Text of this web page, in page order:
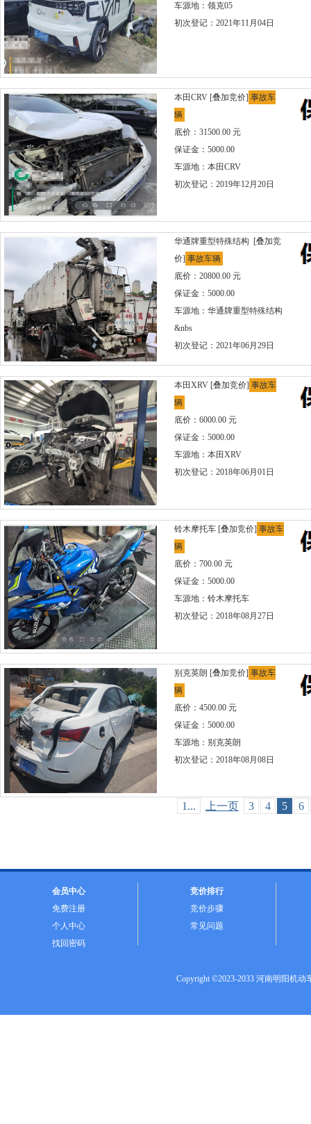
车源地：领克05
初次登记：2021年11月04日
本田CRV [叠加竞价] 事故车
辆
底价：31500.00 元
保证金：5000.00
车源地：本田CRV
初次登记：2019年12月20日
华通牌重型特殊结构 [叠加竞
价] 事故车辆
底价：20800.00 元
保证金：5000.00
车源地：华通牌重型特殊结构
&nbs
初次登记：2021年06月29日
本田XRV [叠加竞价] 事故车
辆
底价：6000.00 元
保证金：5000.00
车源地：本田XRV
初次登记：2018年06月01日
铃木摩托车 [叠加竞价] 事故车
辆
底价：700.00 元
保证金：5000.00
车源地：铃木摩托车
初次登记：2018年08月27日
别克英朗 [叠加竞价] 事故车
辆
底价：4500.00 元
保证金：5000.00
车源地：别克英朗
初次登记：2018年08月08日
1... 上一页 3 4 5 6
会员中心
免费注册
个人中心
找回密码
竞价排行
竞价步骤
常见问题
Copyright ©2023-2033 河南明阳机